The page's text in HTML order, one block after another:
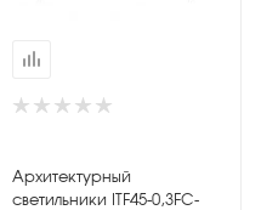
Архитектурный
светильники ITF45-0,3FC-